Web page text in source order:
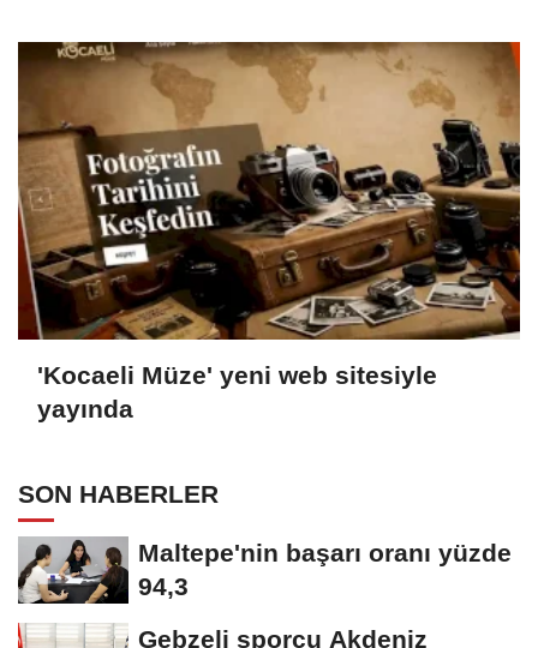
'Kocaeli Müze' yeni web sitesiyle
yayında
SON HABERLER
Maltepe'nin başarı oranı yüzde
94,3
Gebzeli sporcu Akdeniz